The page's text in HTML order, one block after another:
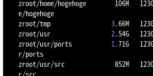
zroot/home/hogehoge        106M
e/hogehoge
zroot/tmp 3.66M
zroot/usr 2.54G
zroot/usr/ports 1.71G
r/ports
zroot/usr/src              852M